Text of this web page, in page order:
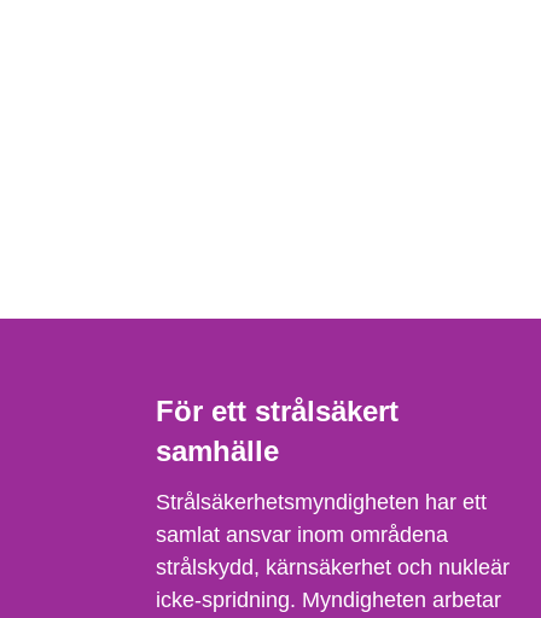
För ett strålsäkert
samhälle
Strålsäkerhetsmyndigheten har ett
samlat ansvar inom områdena
strålskydd, kärnsäkerhet och nukleär
icke-spridning. Myndigheten arbetar